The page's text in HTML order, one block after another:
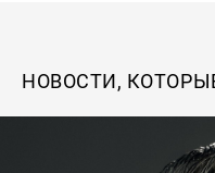
НОВОСТИ,